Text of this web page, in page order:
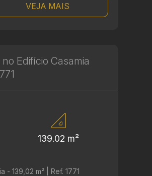
VEJA MAIS
Edifício Casamia
139.02 m²
- 139,02 m² | Ref. 1771